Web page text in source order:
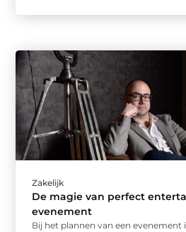
Zakelijk
De magie van perfect
evenement
Bij het plannen van een evenement